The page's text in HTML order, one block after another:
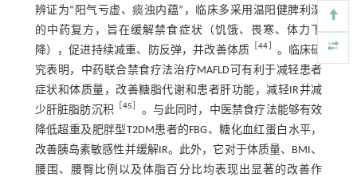
辨证为“阳气亏虚、痰浊内蕴”，临床多采用温阳健脾利湿
的中药复方，旨在缓解禁食症状（饥饿、畏寒、体力下
降），促进持续减重、防反弹，并改善体质 ［44］ 。临床研
究表明，中药联合禁食疗法治疗MAFLD可有利于减轻患者
症状和体质量，改善糖脂代谢和患者肝功能，减轻IR并减
少肝脏脂肪沉积 ［45］ 。与此同时，中医禁食疗法能够有效
降低超重及肥胖型T2DM患者的FBG、糖化血红蛋白水平，
改善胰岛素敏感性并缓解IR。此外，它对于体质量、BMI、
腰围、腰臀比例以及体脂百分比均表现出显著的改善作